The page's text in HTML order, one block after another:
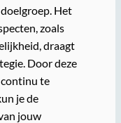
Het
zoals
draagt
Door deze
continu te
je de
jouw